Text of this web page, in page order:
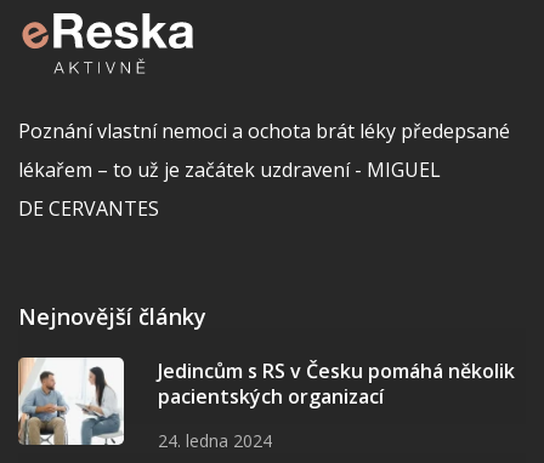
Poznání vlastní nemoci a ochota brát léky předepsané
lékařem – to už je začátek uzdravení - MIGUEL
DE CERVANTES
Nejnovější články
Jedincům s RS v Česku pomáhá několik
pacientských organizací
24. ledna 2024